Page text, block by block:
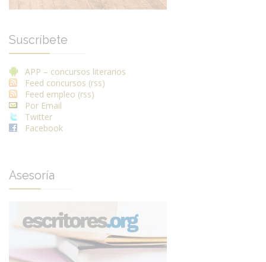
Suscríbete
APP – concursos literarios
Feed concursos (rss)
Feed empleo (rss)
Por Email
Twitter
Facebook
Asesoría